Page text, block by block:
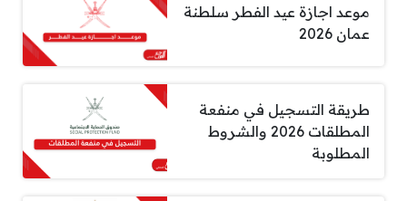
موعد اجازة عيد الفطر سلطنة
عمان 2026
طريقة التسجيل في منفعة
المطلقات 2026 والشروط
المطلوبة